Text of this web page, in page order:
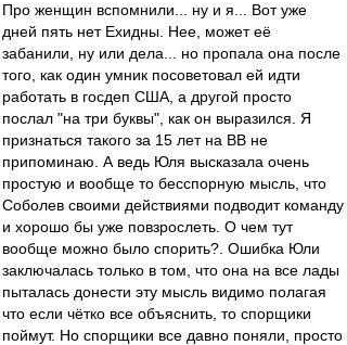
Про женщин вспомнили... ну и я... Вот уже
дней пять нет Ехидны. Нее, может её
забанили, ну или дела... но пропала она после
того, как один умник посоветовал ей идти
работать в госдеп США, а другой просто
послал "на три буквы", как он выразился. Я
признаться такого за 15 лет на ВВ не
припоминаю. А ведь Юля высказала очень
простую и вообще то бесспорную мысль, что
Соболев своими действиями подводит команду
и хорошо бы уже повзрослеть. О чем тут
вообще можно было спорить?. Ошибка Юли
заключалась только в том, что она на все лады
пыталась донести эту мысль видимо полагая
что если чётко все объяснить, то спорщики
поймут. Но спорщики все давно поняли, просто